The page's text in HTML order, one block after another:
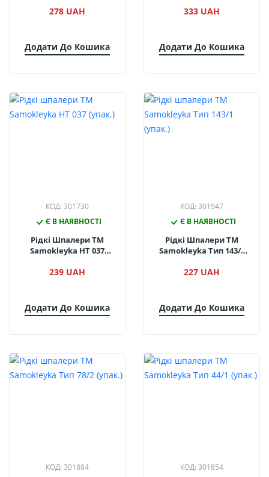
278 UAH
Додати До Кошика
333 UAH
Додати До Кошика
КОД: 301730
Є В НАЯВНОСТІ
Рідкі Шпалери ТМ
Samokleyka НТ 037
239 UAH
Додати До Кошика
КОД: 301947
Є В НАЯВНОСТІ
Рідкі Шпалери ТМ
Samokleyka Тип 143/1
227 UAH
Додати До Кошика
КОД: 301884
КОД: 301854